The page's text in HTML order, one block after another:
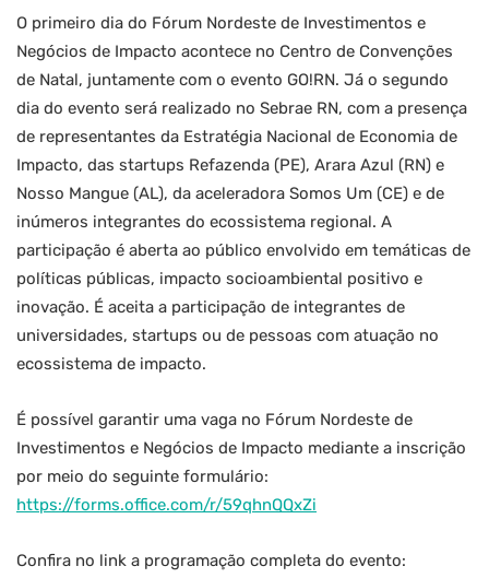
O primeiro dia do Fórum Nordeste de Investimentos e
Negócios de Impacto acontece no Centro de Convenções
de Natal, juntamente com o evento GO!RN. Já o segundo
dia do evento será realizado no Sebrae RN, com a presença
de representantes da Estratégia Nacional de Economia de
Impacto, das startups Refazenda (PE), Arara Azul (RN) e
Nosso Mangue (AL), da aceleradora Somos Um (CE) e de
inúmeros integrantes do ecossistema regional. A
participação é aberta ao público envolvido em temáticas de
políticas públicas, impacto socioambiental positivo e
inovação. É aceita a participação de integrantes de
universidades, startups ou de pessoas com atuação no
ecossistema de impacto.
É possível garantir uma vaga no Fórum Nordeste de
Investimentos e Negócios de Impacto mediante a inscrição
por meio do seguinte formulário:
https://forms.office.com/r/59qhnQQxZi
Confira no link a programação completa do evento: